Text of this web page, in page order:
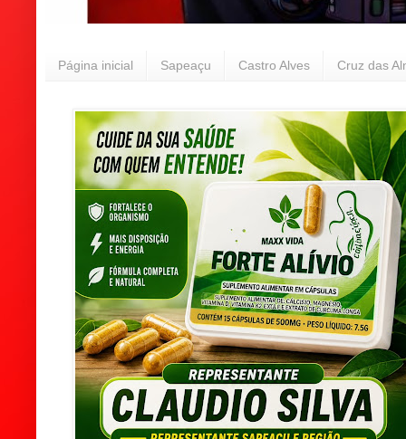
Página inicial Sapeaçu Castro Alves Cruz das